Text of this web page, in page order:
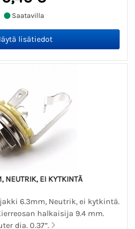
Saatavilla
NEUTRIK, EI KYTKINTÄ
6.3mm, Neutrik, ei kytkintä.
halkaisija 9.4 mm.
dia. 0.37”.